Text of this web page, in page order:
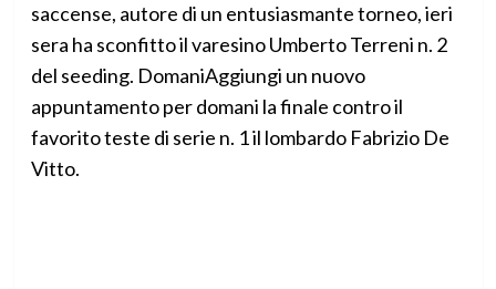
saccense, autore di un entusiasmante torneo, ieri
sera ha sconfitto il varesino Umberto Terreni n. 2
del seeding. DomaniAggiungi un nuovo
appuntamento per domani la finale contro il
favorito teste di serie n. 1 il lombardo Fabrizio De
Vitto.